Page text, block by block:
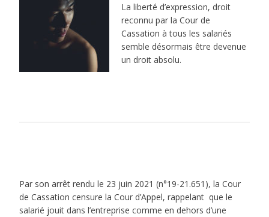
La liberté d’expression, droit
reconnu par la Cour de
Cassation à tous les salariés
semble désormais être devenue
un droit absolu.
Par son arrêt rendu le 23 juin 2021 (n°19-21.651), la Cour
de Cassation censure la Cour d’Appel, rappelant que le
salarié jouit dans l’entreprise comme en dehors d’une